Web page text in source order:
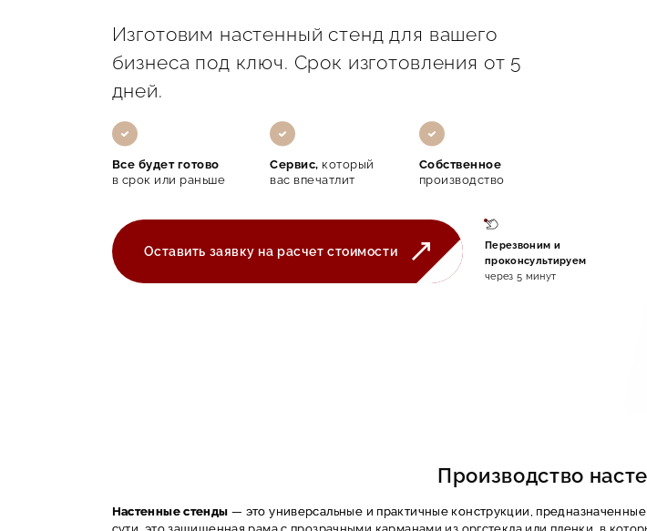
Изготовим настенный стенд для вашего
бизнеса под ключ. Срок изготовления от 5
дней.
Все будет готово
в срок или раньше
Сервис, который
вас впечатлит
Собственное
производство
Оставить заявку на расчет стоимости
Перезвоним и
проконсультируем
через 5 минут
Производство
Настенные стенды — это универсальные и практичные конструкции,